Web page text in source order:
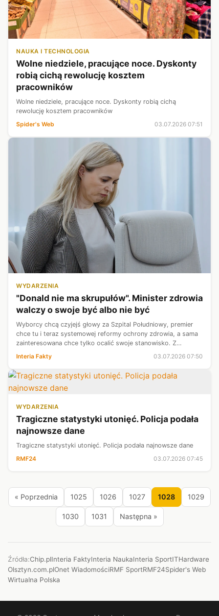
NAUKA I TECHNOLOGIA
Wolne niedziele, pracujące noce. Dyskonty
robią cichą rewolucję kosztem
pracowników
Wolne niedziele, pracujące noce. Dyskonty robią cichą
rewolucję kosztem pracowników
Spider's Web
03.07.2026 07:51
WYDARZENIA
"Donald nie ma skrupułów". Minister zdrowia
walczy o swoje być albo nie być
Wyborcy chcą czyjejś głowy za Szpital Południowy, premier
chce tu i teraz systemowej reformy ochrony zdrowia, a sama
zainteresowana chce tylko ocalić swoje stanowisko. Z
Sobierańska-Grenda właśni...
Interia Fakty 03.07.2026 07:50
WYDARZENIA
Tragiczne statystyki utonięć. Policja podała
najnowsze dane
Tragiczne statystyki utonięć. Policja podała najnowsze dane
RMF24
03.07.2026 07:45
« Poprzednia 1025 1026 1027 1028 1029
1030 1031 Następna »
Źródła:Chip.plInteria FaktyInteria NaukaInteria SportITHardware
Olsztyn.com.plOnet WiadomościRMF SportRMF24Spider's Web
Wirtualna Polska